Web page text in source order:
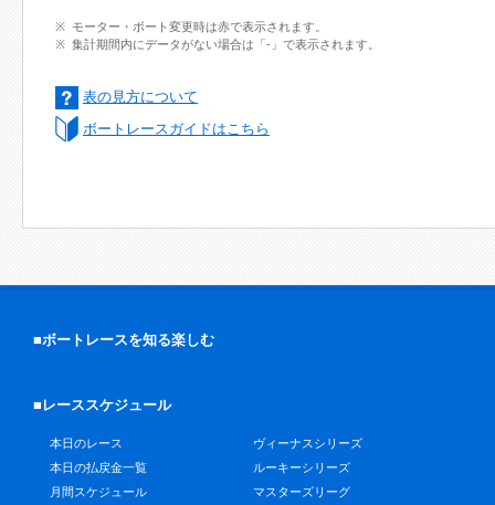
モーター・ボート変更時は赤で表示されます。
集計期間内にデータがない場合は「-」で表示されます。
表の見方について
ボートレースガイドはこちら
■ボートレースを知る楽しむ
■レーススケジュール
本日のレース
本日の払戻金一覧
月間スケジュール
ヴィーナスシリーズ
ルーキーシリーズ
マスターズリーグ